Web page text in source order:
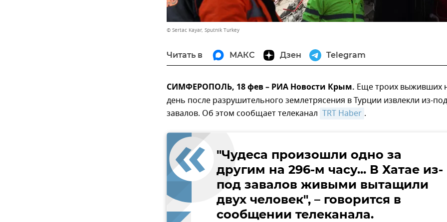
© Sertac Kayar, Sputnik Turkey
Читать в МАКС Дзен Telegram
СИМФЕРОПОЛЬ, 18 фев – РИА Новости Крым. Еще троих выживших
день после разрушительного землетрясения в Турции извлекли из-под
завалов. Об этом сообщает телеканал TRT Haber .
"Чудеса произошли одно за
другим на 296-м часу... В Хатае из-
под завалов живыми вытащили
двух человек", – говорится в
сообщении телеканала.